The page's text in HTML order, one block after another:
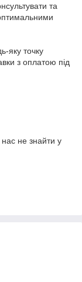
та
яку точку
з оплатою під
нас не знайти у